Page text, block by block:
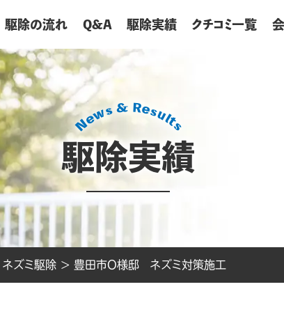
駆除の流れ Q&A 駆除実績 クチコミ一覧
駆除実績
ネズミ駆除 > 豊田市O様邸 ネズミ対策施工